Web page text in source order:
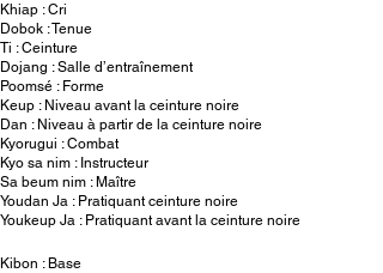
Khiap : Cri
Dobok : Tenue
Ti : Ceinture
Dojang : Salle d’entraînement
Poomsé : Forme
Keup : Niveau avant la ceinture noire
Dan : Niveau à partir de la ceinture noire
Kyorugui : Combat
Kyo sa nim : Instructeur
Sa beum nim : Maître
Youdan Ja : Pratiquant ceinture noire
Youkeup Ja : Pratiquant avant la ceinture noire
Kibon : Base